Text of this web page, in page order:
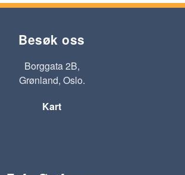
Besøk oss
Borggata 2B,
Grønland, Oslo.
Kart